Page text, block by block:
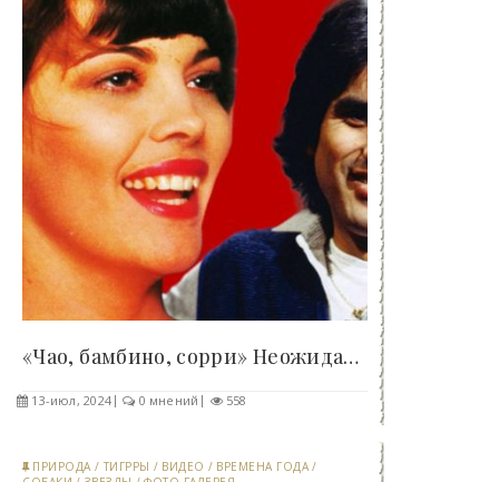
«Чао, бамбино, сорри» Неожиданный смысл хита,..
13-июл, 2024 0 мнений 558
ПРИРОДА / ТИГРРЫ / ВИДЕО / ВРЕМЕНА ГОДА /